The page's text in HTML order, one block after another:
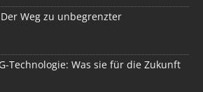
Weg zu unbegrenzter
Technologie: Was sie für die Zukunft